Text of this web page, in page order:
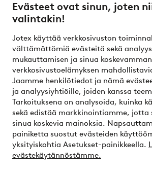
Evästeet ovat sinun, joten
valintakin!
Jotex käyttää verkkosivuston
välttämättömiä evästeitä sekä
mukauttamisen ja sinua koskevamman
verkkosivustoelämyksen
Jaamme henkilötiedot ja nämä
ja analyysiyhtiöille, joiden kanssa
Tarkoituksena on analysoida, kuinka
sekä edistää markkinointiamme, jotta
sinua koskevia mainoksia.
painiketta suostut evästeiden
yksityiskohtia Asetukset-painikkeella.
evästekäytännöstämme.
Ehdot
Ystävät
Turvalliset maksut – maksa
Haluatko tietää lisää
elpy